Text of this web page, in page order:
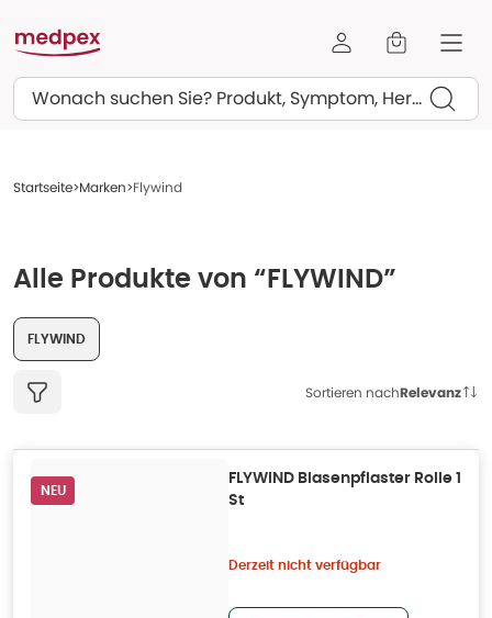
Suchen
Startseite Marken Flywind
Alle Produkte von “FLYWIND”
FLYWIND
Sortieren nachRelevanz
NEU
FLYWIND Blasenpflaster Rolle 1
St
Derzeit nicht verfügbar